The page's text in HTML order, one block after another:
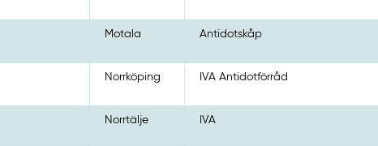
Motala Antidotskåp
Norrköping IVA Antidotförråd
Norrtälje IVA